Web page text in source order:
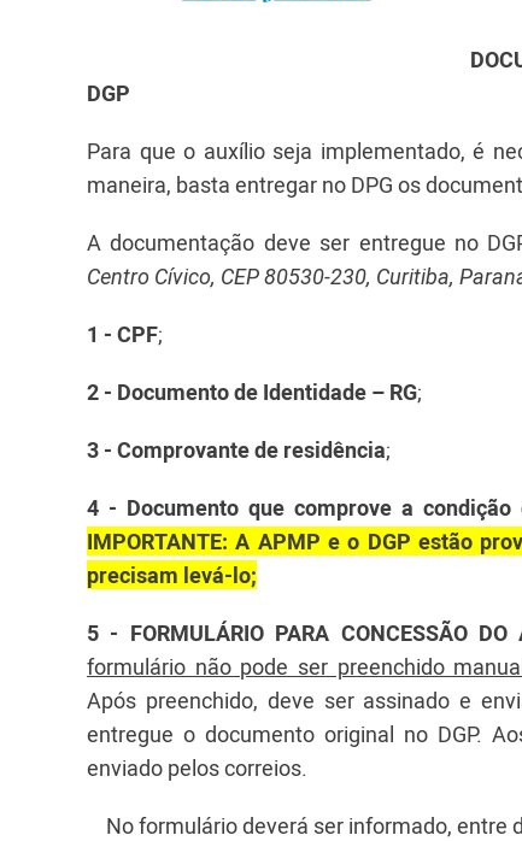
DGP
Para que o auxílio seja implementado, é
maneira, basta entregar no DPG os
A documentação deve ser entregue no
Centro Cívico, CEP 80530-230, Curitiba,
1 - CPF;
2 - Documento de Identidade – RG;
3 - Comprovante de residência;
4 - Documento que comprove a
IMPORTANTE: A APMP e o DGP estão
precisam levá-lo;
5 - FORMULÁRIO PARA CONCESSÃO
formulário não pode ser preenchido
Após preenchido, deve ser assinado e
entregue o documento original no DGP.
enviado pelos correios.
No formulário deverá ser informado, entre